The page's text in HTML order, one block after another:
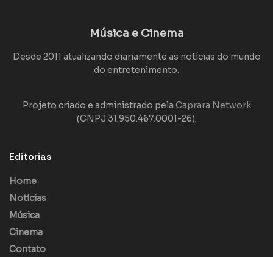
Música e Cinema
Desde 2011 atualizando diariamente as notícias do mundo
do entretenimento.
Projeto criado e administrado pela Caprara Network
(CNPJ 31.950.467.0001-26).
Editorias
Home
Notícias
Música
Cinema
Contato